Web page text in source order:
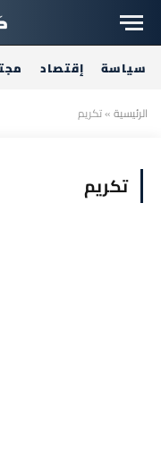
سياسة إقتصاد
الرئيسية»تكريم
تكريم